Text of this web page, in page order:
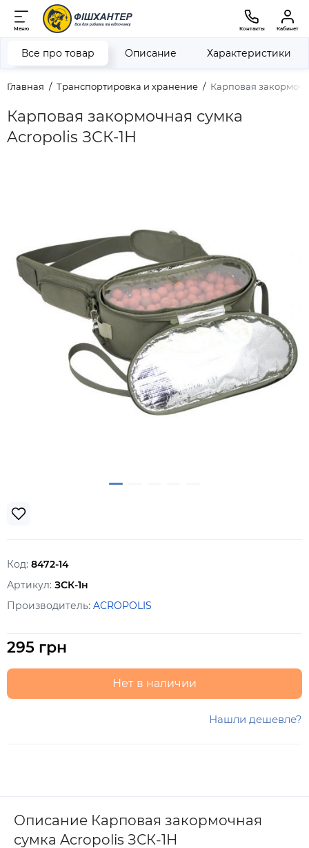
Меню Контакты Кабинет
Главная Транспортировка и хранение Карповая
Карповая закормочная сумка
Acropolis ЗСК-1Н
Все про товар Описание Характеристики
Код: 8472-14
Артикул: ЗСК-1н
Производитель: ACROPOLIS
295 грн
Нет в наличии
Нашли дешевле?
Описание Карповая закормочная
сумка Acropolis ЗСК-1Н